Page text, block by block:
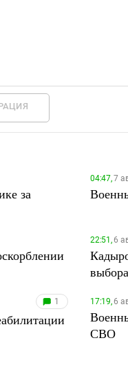
за
04:47,7
22:51,6
1 17:19,6
СВО